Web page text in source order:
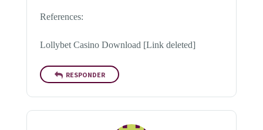
References:
Lollybet Casino Download [Link deleted]
RESPONDER